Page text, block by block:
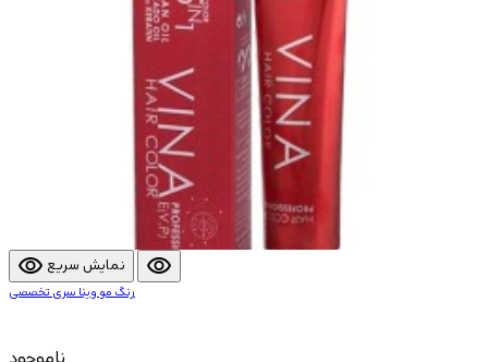
visibility نمایش سریع visibility
رنگ مو وینا سری تخصصی